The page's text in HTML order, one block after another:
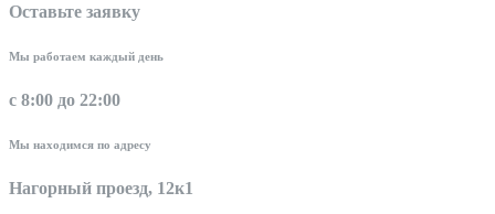
Оставьте заявку
Мы работаем каждый день
с 8:00 до 22:00
Мы находимся по адресу
Нагорный проезд, 12к1